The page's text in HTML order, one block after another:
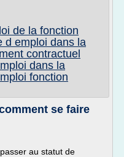
de la fonction
d emploi dans la
contractuel
dans la
fonction
se faire
au statut de